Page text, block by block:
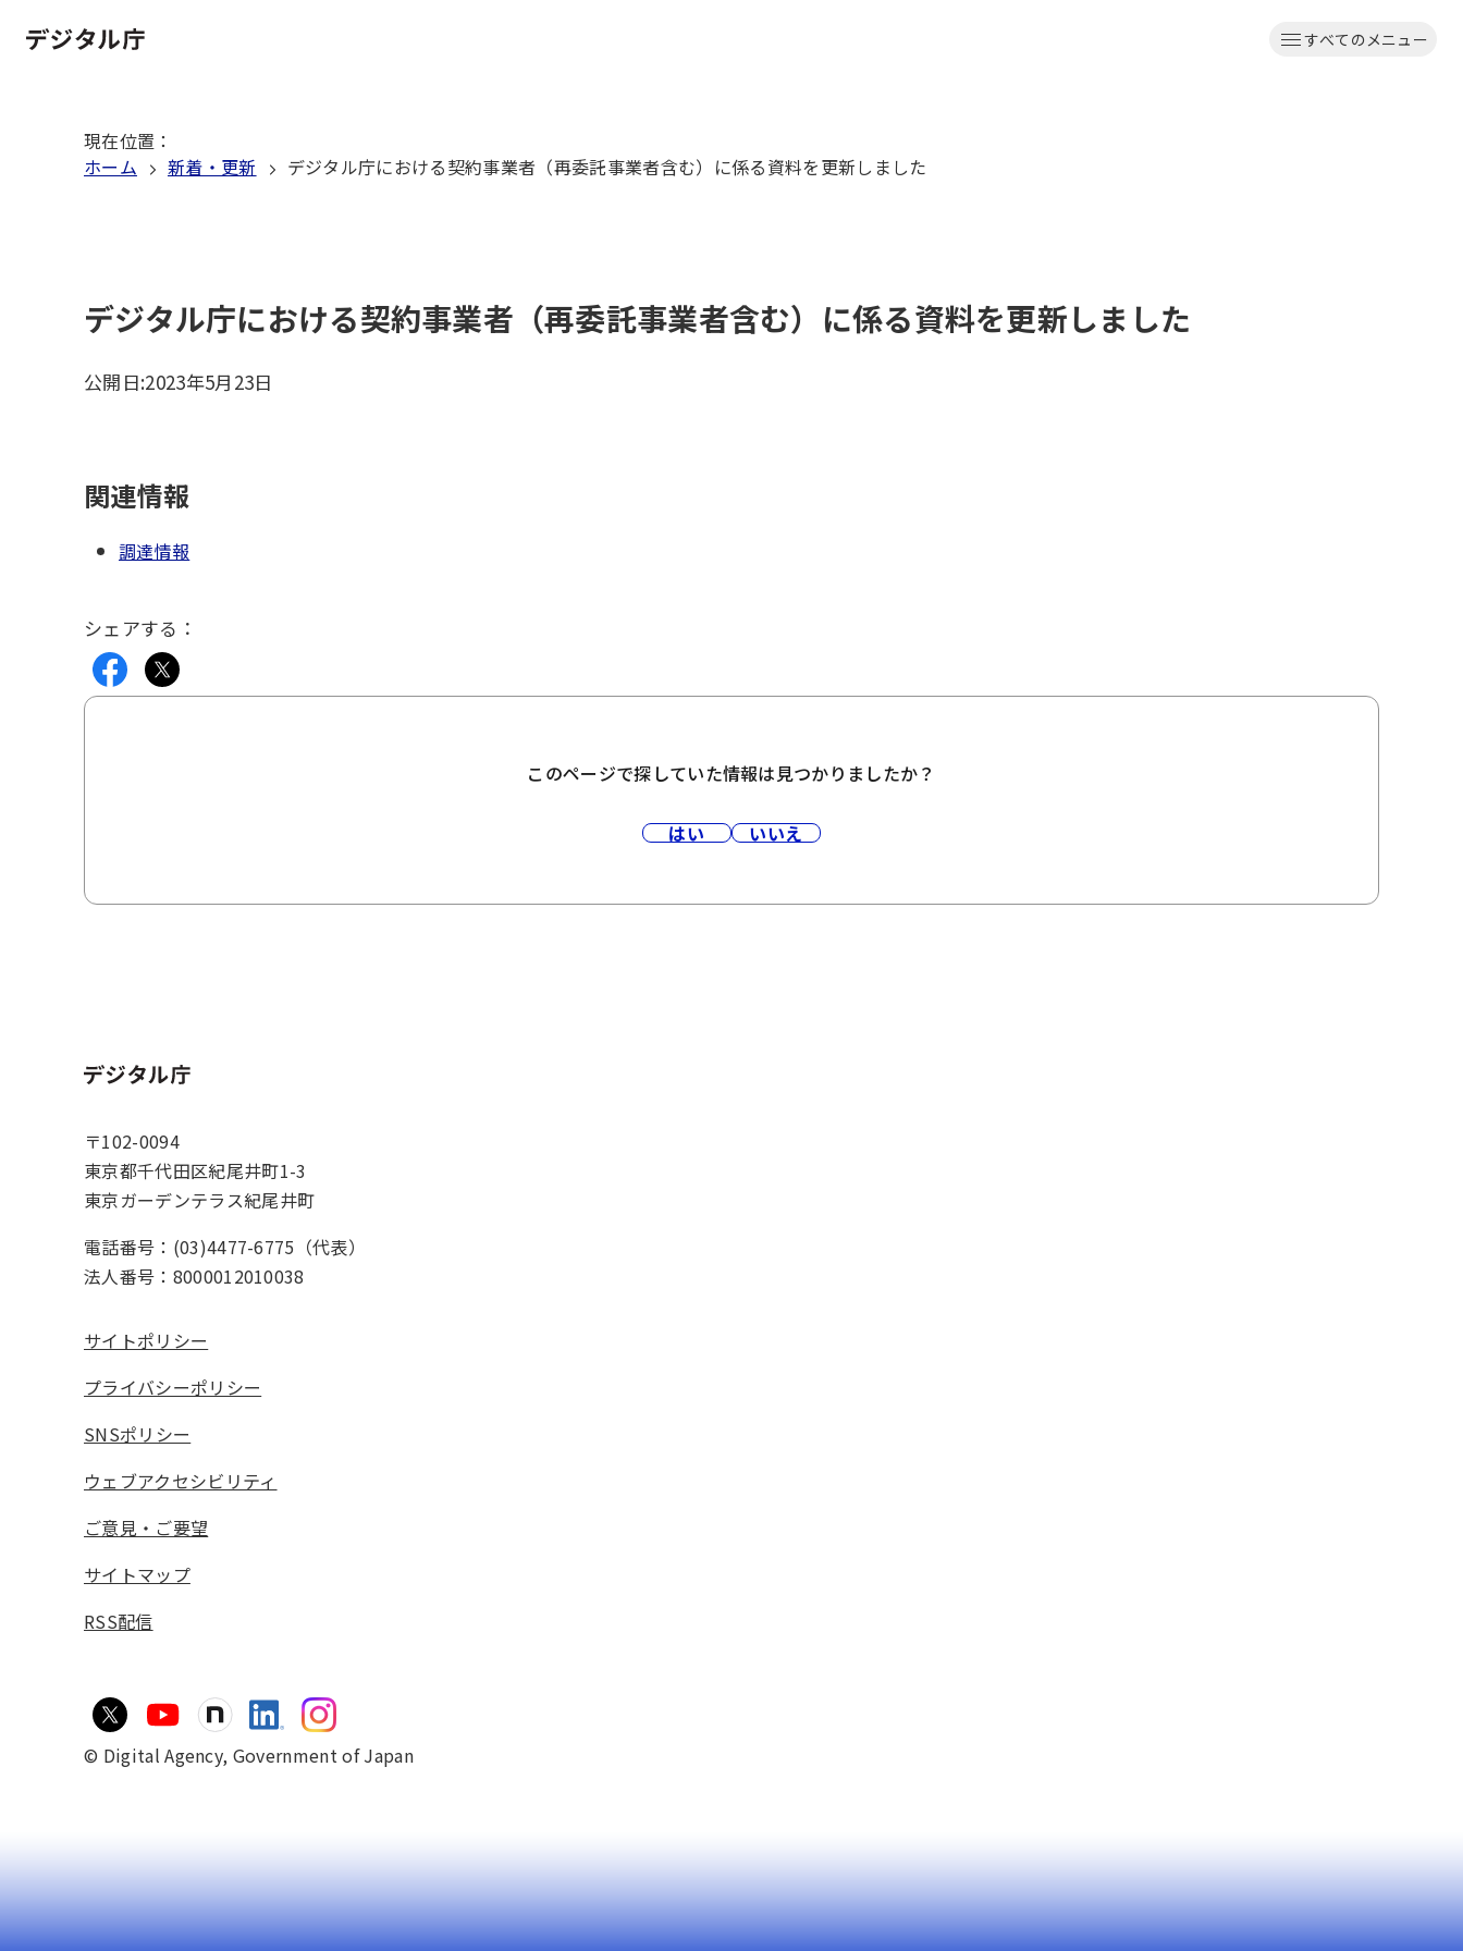
文
すべてのメニュー
現在位置 ：
ホーム
新着・更新 デジタル庁における契約事業者（再委託事業者含む）に係る資料を更新しました
デジタル庁における契約事業者（再委託事業者含む）に係る資料を更新しました
公開日:2023年5月23日
関連情報
調達情報
シェアする：
このページで探していた情報は見つかりましたか？
はい いいえ
ホーム
〒102-0094
東京都千代田区紀尾井町1-3
東京ガーデンテラス紀尾井町
電話番号：(03)4477-6775（代表）
法人番号：8000012010038
サイトポリシー
プライバシーポリシー
SNSポリシー
ウェブアクセシビリティ
ご意見・ご要望
サイトマップ
RSS配信
© Digital Agency, Government of Japan